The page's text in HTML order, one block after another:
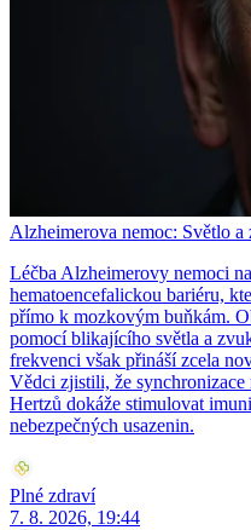
Alzheimerova nemoc: Světlo
Léčba Alzheimerovy nemoci
hematoencefalickou bariéru,
přímo k mozkovým buňkám.
pomocí blikajícího světla a
frekvenci však přináší zcela
Vědci zjistili, že
Hertzů dokáže stimulovat
nebezpečných usazenin.
Plné zdraví
7. 8. 2026, 19:44